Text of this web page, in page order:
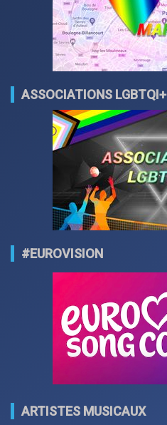
ASSOCIATIONS LGBTQI+
#EUROVISION
ARTISTES MUSICAUX